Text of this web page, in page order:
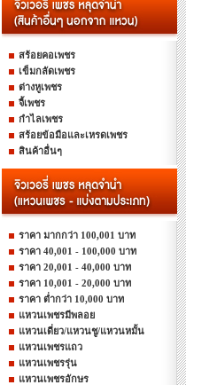
สร้อยคอเพชร
เข็มกลัดเพชร
ต่างหูเพชร
จี้เพชร
กำไลเพชร
สร้อยข้อมือและเหรดเพชร
สินค้าอื่นๆ
ราคา มากกว่า 100,001 บาท
ราคา 40,001 - 100,000 บาท
ราคา 20,001 - 40,000 บาท
ราคา 10,001 - 20,000 บาท
ราคา ต่ำกว่า 10,000 บาท
แหวนเพชรมีพลอย
แหวนเดี่ยว/แหวนชู/แหวนหมั้น
แหวนเพชรแถว
แหวนเพชรรุ่น
แหวนเพชรอักษร